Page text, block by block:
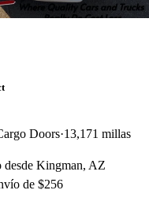
Doors 13,171 millas
desde Kingman, AZ
de $256